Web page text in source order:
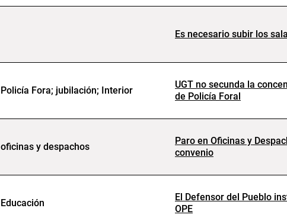
Es necesario subir los
Policía Fora; jubilación; Interior
UGT no secunda la
de Policía Foral
oficinas y despachos
Paro en Oficinas y
convenio
Educación
El Defensor del Pueblo
OPE